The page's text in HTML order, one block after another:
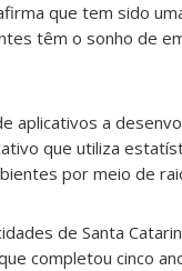
que tem sido
têm o sonho de
aplicativos a
que utiliza
por meio de
de Santa
completou cinco